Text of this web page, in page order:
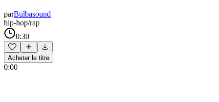
parBulbasound
hip-hop/rap
0:30
Acheter le titre
0:00